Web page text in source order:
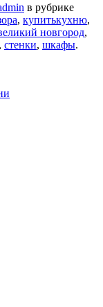
в рубрике
, купитькухню,
новгород,
, стенки, шкафы.